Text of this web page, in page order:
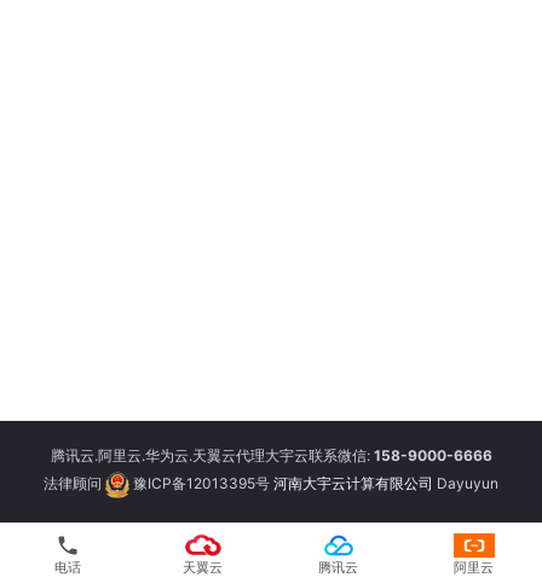
腾讯云.阿里云.华为云.天翼云代理大宇云联系微信: 158-9000-6666
法律顾问
豫ICP备12013395号 河南大宇云计算有限公司 Dayuyun
phone
电话 天翼云 腾讯云 阿里云